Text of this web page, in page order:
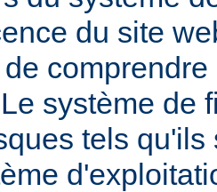
du site
système de
tels qu'ils